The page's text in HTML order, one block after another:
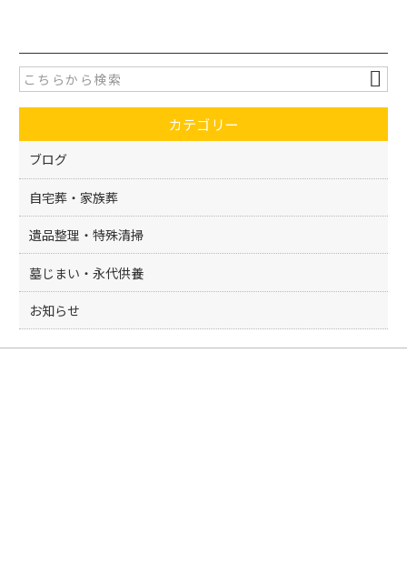
e
b
o
o
k
er
カテゴリー
ブログ
自宅葬・家族葬
遺品整理・特殊清掃
墓じまい・永代供養
お知らせ